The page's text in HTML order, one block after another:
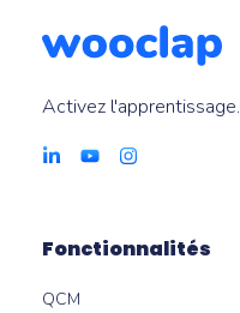
Activez l'apprentissage.
Fonctionnalités
QCM